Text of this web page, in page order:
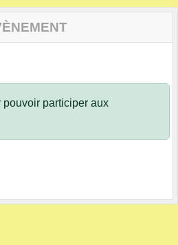
pouvoir participer aux